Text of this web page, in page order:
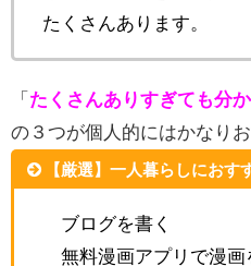
たくさんあります。
「 たくさんありすぎても分か
の３つが個人的にはかなりお
【厳選】一人暮らしにおす
ブログを書く
無料漫画アプリで漫画